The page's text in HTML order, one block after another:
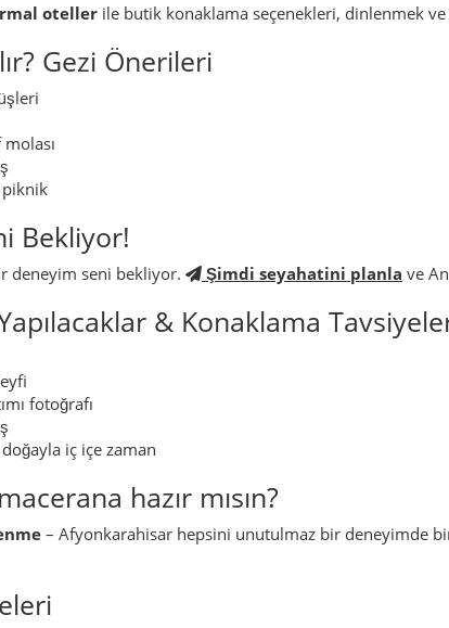
oteller ile butik konaklama seçenekleri, dinlenmek
Gezi Önerileri
piknik
Bekliyor!
deneyim seni bekliyor. Şimdi seyahatini planla ve
& Konaklama
fotoğrafı
doğayla iç içe zaman
hazır mısın?
– Afyonkarahisar hepsini unutulmaz bir deneyimde